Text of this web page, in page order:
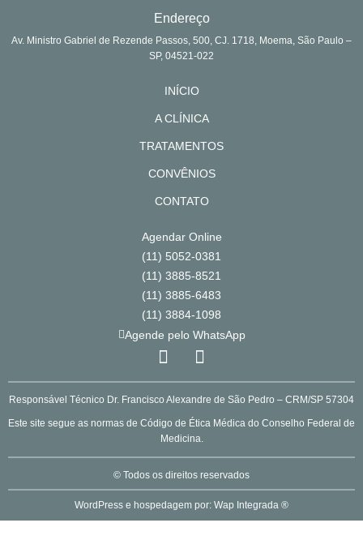
Endereço
Av. Ministro Gabriel de Rezende Passos, 500, CJ. 1718, Moema, São Paulo –
SP, 04521-022
INÍCIO
A CLÍNICA
TRATAMENTOS
CONVÊNIOS
CONTATO
Agendar Online
(11) 5052-0381
(11) 3885-8521
(11) 3885-6483
(11) 3884-1098
Agende pelo WhatsApp
Responsável Técnico Dr. Francisco Alexandre de São Pedro – CRM/SP 57304
Este site segue as normas de Código de Ética Médica do Conselho Federal de
Medicina.
© Todos os direitos reservados
WordPress e hospedagem por: Wap Integrada ®